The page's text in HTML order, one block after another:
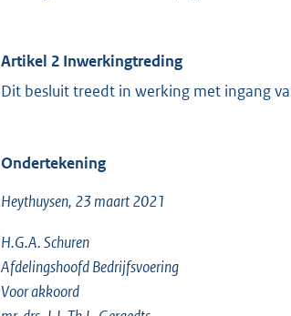
Artikel 2 Inwerkingtreding
Dit besluit treedt in werking met ingang
Ondertekening
Heythuysen, 23 maart 2021
H.G.A. Schuren
Afdelingshoofd Bedrijfsvoering
Voor akkoord